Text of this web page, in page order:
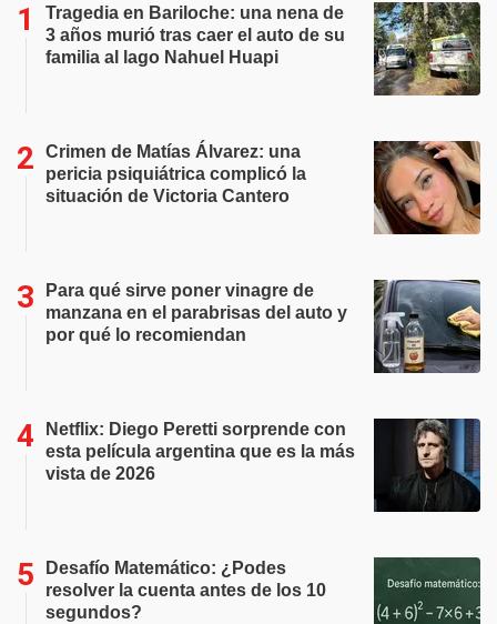
Tragedia en Bariloche: una nena de
3 años murió tras caer el auto de su
familia al lago Nahuel Huapi
Crimen de Matías Álvarez: una
pericia psiquiátrica complicó la
situación de Victoria Cantero
Para qué sirve poner vinagre de
manzana en el parabrisas del auto y
por qué lo recomiendan
Netflix: Diego Peretti sorprende con
esta película argentina que es la más
vista de 2026
Desafío Matemático: ¿Podes
resolver la cuenta antes de los 10
segundos?